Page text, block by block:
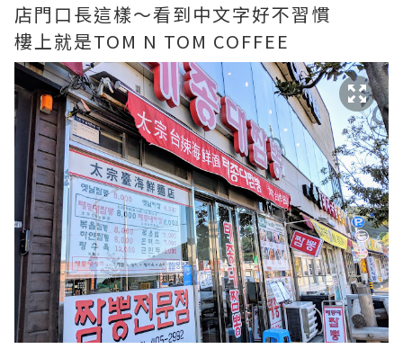
店門口長這樣～看到中文字好不習慣
樓上就是TOM N TOM COFFEE